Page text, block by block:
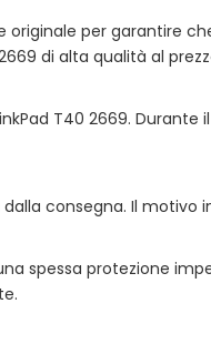
per garantire
di alta qualità al
T40 2669. Durante
consegna. Il motivo
spessa protezione